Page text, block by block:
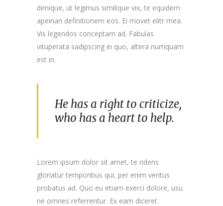
denique, ut legimus similique vix, te equidem
apeirian definitionem eos. Ei movet elitr mea.
Vis legendos conceptam ad. Fabulas
vituperata sadipscing ei quo, altera numquam
est in.
He has a right to criticize,
who has a heart to help.
Lorem ipsum dolor sit amet, te ridens
gloriatur temporibus qui, per enim veritus
probatus ad. Quo eu etiam exerci dolore, usu
ne omnes referrentur. Ex eam diceret